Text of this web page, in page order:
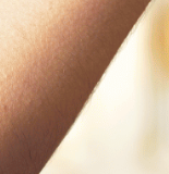
volver a configurar
de cookies